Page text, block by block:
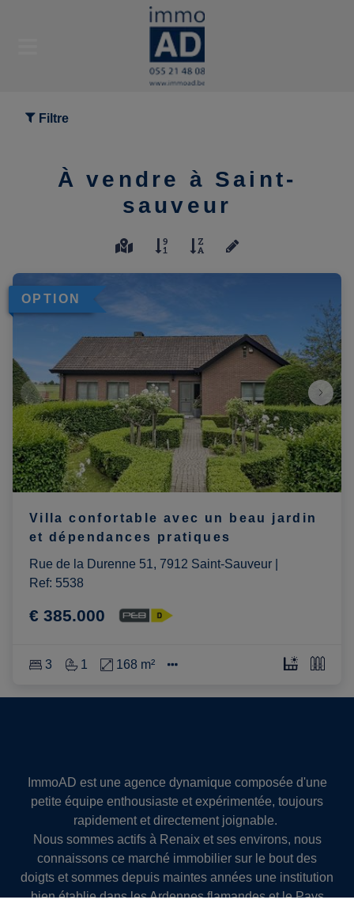
Filtre
À vendre à Saint-
sauveur
OPTION
Villa confortable avec un beau jardin
et dépendances pratiques
Rue de la Durenne 51, 7912 Saint-Sauveur
Ref: 5538
€ 385.000
3 1 168 m²
ImmoAD est une agence dynamique composée d'une
petite équipe enthousiaste et expérimentée, toujours
rapidement et directement joignable.
Nous sommes actifs à Renaix et ses environs, nous
connaissons ce marché immobilier sur le bout des
doigts et sommes depuis maintes années une institution
bien établie dans les Ardennes flamandes et le Pays